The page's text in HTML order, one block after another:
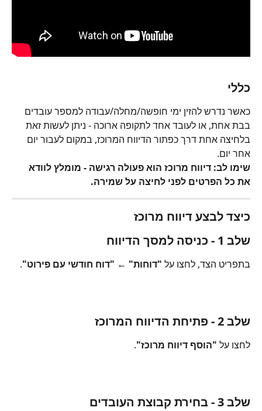
כללי
כאשר נדרש להזין ימי חופשה/מחלה/עבודה למספר עובדים
בבת אחת, או לעובד אחד לתקופה ארוכה - ניתן לעשות זאת
בלחיצה אחת דרך כפתור הדיווח המרוכז, במקום לעבור יום
אחר יום.
שימו לב: דיווח מרוכז הוא פעולה רגישה - מומלץ לוודא
את כל הפרטים לפני לחיצה על שמירה.
כיצד לבצע דיווח מרוכז
שלב 1 - כניסה למסך הדיווח
בתפריט הצד, לחצו על "דוחות" ← "דוח חודשי עם פירוט".
שלב 2 - פתיחת הדיווח המרוכז
לחצו על "הוסף דיווח מרוכז".
שלב 3 - בחירת קבוצת העובדים